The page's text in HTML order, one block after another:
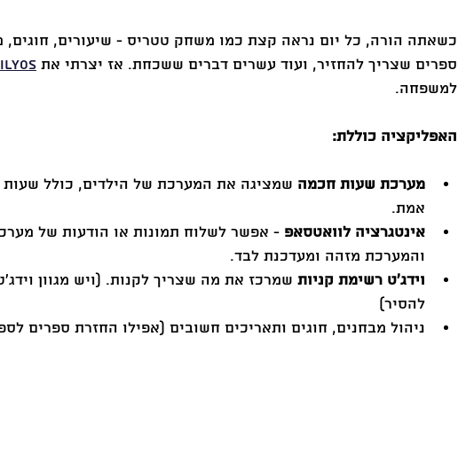
כשאתה הורה, כל יום נראה קצת כמו משחק טטריס - שיעורים, חוגים,
ספרים שצריך להחזיר, ועוד עשרים דברים ששכחת. אז יצרתי את
למשפחה.
האפליקציה כוללת:
מערכת שעות חכמה שמציגה את המערכת של הילדים, כולל שעות
אמת.
אינטגרציה לוואטסאפ - אפשר לשלוח תמונות או הודעות של
והמערכת מזהה ומעדכנת לבד.
וידג׳ט רשימת קניות שמרכז את מה שצריך לקנות. (ויש מגוון
להסיר)
ניהול מבחנים, חוגים ותאריכים חשובים (אפילו החזרת ספרים